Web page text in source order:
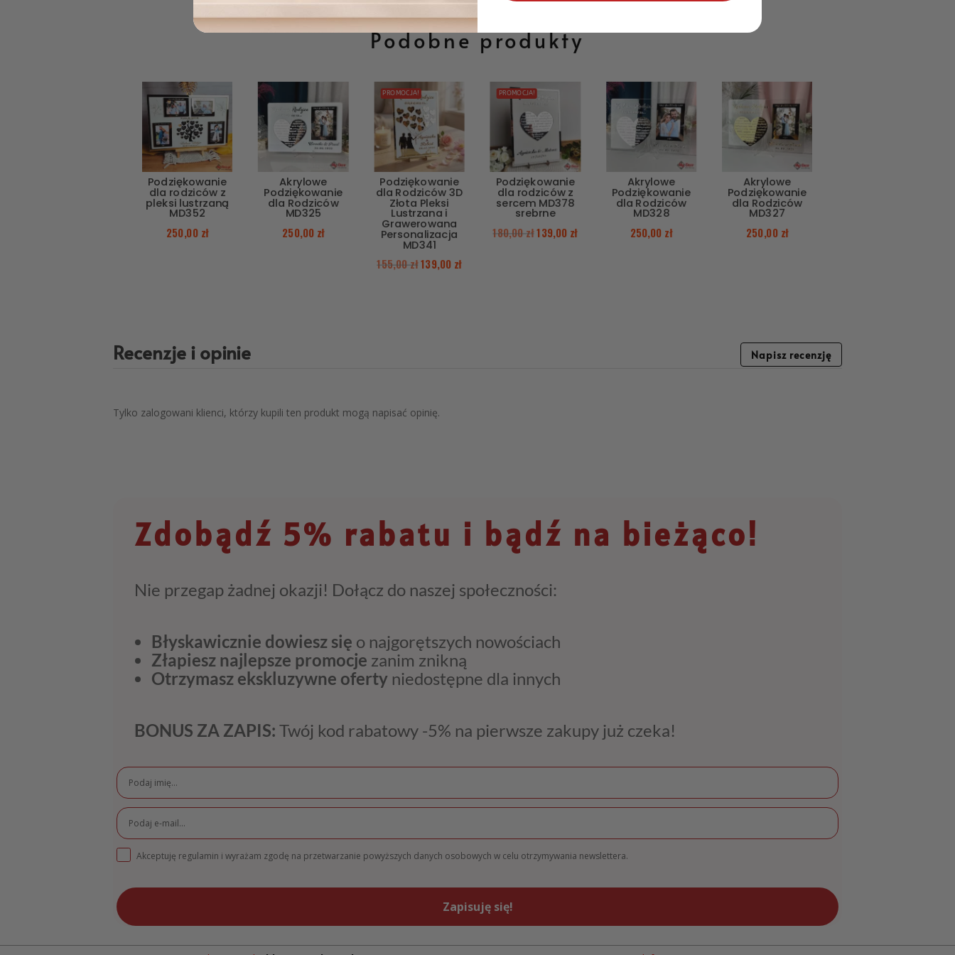
Podobne produkty
Podziękowanie
dla rodziców z
pleksi lustrzaną
MD352
250,00 zł
Akrylowe
Podziękowanie
dla Rodziców
MD325
250,00 zł
PROMOCJA!
Podziękowanie
dla Rodziców 3D
Złota Pleksi
Lustrzana i
Grawerowana
Personalizacja
MD341
155,00 zł139,00 zł
PROMOCJA!
Podziękowanie
dla rodziców z
sercem MD378
srebrne
180,00 zł139,00 zł
Akrylowe
Podziękowanie
dla Rodziców
MD328
250,00 zł
Akrylowe
Podziękowanie
dla Rodziców
MD327
250,00 zł
Recenzje i opinie Napisz recenzję
Tylko zalogowani klienci, którzy kupili ten produkt mogą napisać opinię.
Zdobądź 5% rabatu i bądź na bieżąco!
Nie przegap żadnej okazji! Dołącz do naszej społeczności:
Błyskawicznie dowiesz się o najgorętszych nowościach
Złapiesz najlepsze promocje zanim znikną
Otrzymasz ekskluzywne oferty niedostępne dla innych
BONUS ZA ZAPIS: Twój kod rabatowy -5% na pierwsze zakupy już czeka!
Akceptuję regulamin i wyrażam zgodę na przetwarzanie powyższych danych osobowych w celu otrzymywania newslettera.
Zapisuję się!